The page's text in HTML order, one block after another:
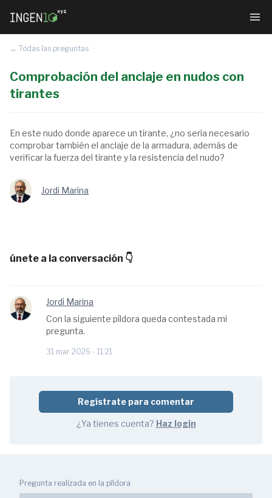
← Todas las preguntas
Comprobación del anclaje en nudos con
tirantes
En este nudo donde aparece un tirante, ¿no sería necesario
comprobar también el anclaje de la armadura, además de
verificar la fuerza del tirante y la resistencia del nudo?
Jordi Marina
únete a la conversación 👇
Jordi Marina
Con la siguiente píldora queda contestada mi
pregunta.
31 mar 2026 - 11:21
Regístrate para comentar
¿Ya tienes cuenta? Haz login
Pregunta realizada en la píldora